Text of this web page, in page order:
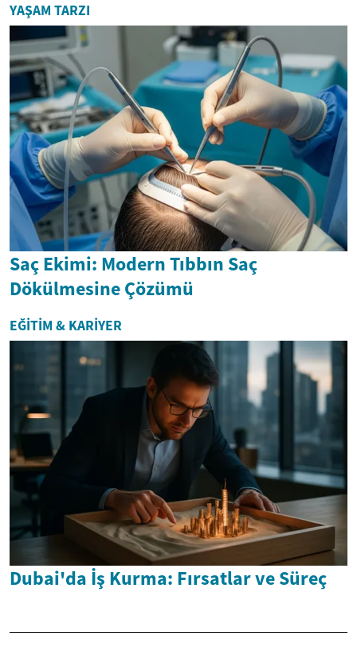
YAŞAM TARZI
Saç Ekimi: Modern Tıbbın Saç
Dökülmesine Çözümü
EĞITIM & KARIYER
Dubai'da İş Kurma: Fırsatlar ve Süreç